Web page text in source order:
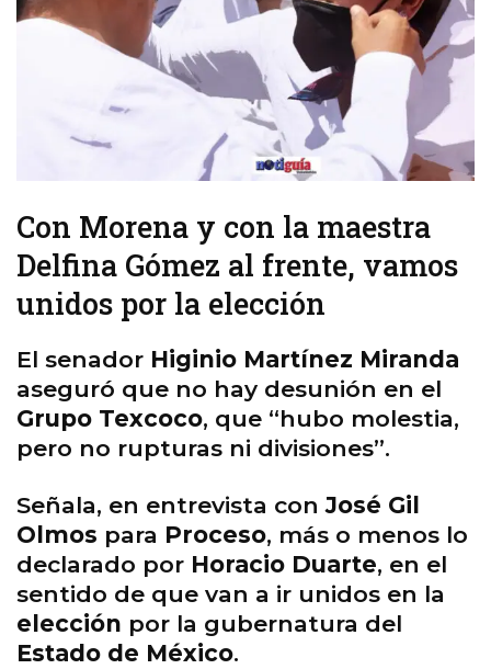
Con Morena y con la maestra
Delfina Gómez al frente, vamos
unidos por la elección
El senador Higinio Martínez Miranda
aseguró que no hay desunión en el
Grupo Texcoco, que “hubo molestia,
pero no rupturas ni divisiones”.
Señala, en entrevista conJosé Gil
Olmos para Proceso, más o menos lo
declarado por Horacio Duarte, en el
sentido de que van a ir unidos en la
elección por la gubernatura del
Estado de México.